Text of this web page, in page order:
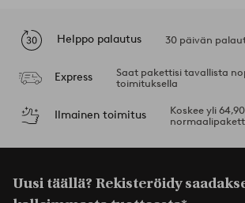
Helppo palautus 30 päivän
Express
Saat pakettisi tavallista
toimituksella
Ilmainen toimitus
Koskee yli
Uusi täällä? Rekisteröidy